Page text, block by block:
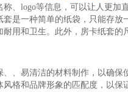
、logo等信息，可以让人更
套是一种简单的纸袋，只能存
用和卫生。此外，房卡纸套
、易清洁的材料制作，以确
格和品牌形象的匹配度，以